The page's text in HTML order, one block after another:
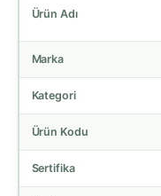
Ürün Adı
Marka
Kategori
Ürün Kodu
Sertifika